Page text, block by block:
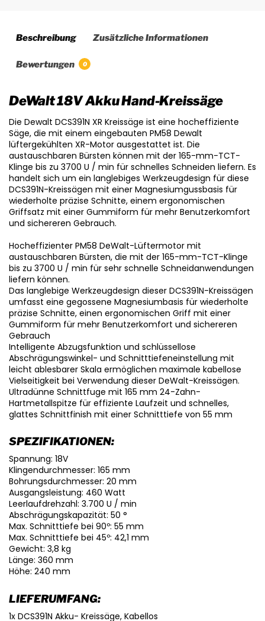
Beschreibung Zusätzliche Informationen
Bewertungen 0
DeWalt 18V Akku Hand-Kreissäge
Die Dewalt DCS391N XR Kreissäge ist eine hocheffiziente
Säge, die mit einem eingebauten PM58 Dewalt
lüftergekühlten XR-Motor ausgestattet ist. Die
austauschbaren Bürsten können mit der 165-mm-TCT-
Klinge bis zu 3700 U / min für schnelles Schneiden liefern. Es
handelt sich um ein langlebiges Werkzeugdesign für diese
DCS391N-Kreissägen mit einer Magnesiumgussbasis für
wiederholte präzise Schnitte, einem ergonomischen
Griffsatz mit einer Gummiform für mehr Benutzerkomfort
und sichereren Gebrauch.
Hocheffizienter PM58 DeWalt-Lüftermotor mit
austauschbaren Bürsten, die mit der 165-mm-TCT-Klinge
bis zu 3700 U / min für sehr schnelle Schneidanwendungen
liefern können.
Das langlebige Werkzeugdesign dieser DCS391N-Kreissägen
umfasst eine gegossene Magnesiumbasis für wiederholte
präzise Schnitte, einen ergonomischen Griff mit einer
Gummiform für mehr Benutzerkomfort und sichereren
Gebrauch
Intelligente Abzugsfunktion und schlüssellose
Abschrägungswinkel- und Schnitttiefeneinstellung mit
leicht ablesbarer Skala ermöglichen maximale kabellose
Vielseitigkeit bei Verwendung dieser DeWalt-Kreissägen.
Ultradünne Schnittfuge mit 165 mm 24-Zahn-
Hartmetallspitze für effiziente Laufzeit und schnelles,
glattes Schnittfinish mit einer Schnitttiefe von 55 mm
SPEZIFIKATIONEN:
Spannung: 18V
Klingendurchmesser: 165 mm
Bohrungsdurchmesser: 20 mm
Ausgangsleistung: 460 Watt
Leerlaufdrehzahl: 3.700 U / min
Abschrägungskapazität: 50 °
Max. Schnitttiefe bei 90º: 55 mm
Max. Schnitttiefe bei 45º: 42,1 mm
Gewicht: 3,8 kg
Länge: 360 mm
Höhe: 240 mm
LIEFERUMFANG:
1x DCS391N Akku- Kreissäge, Kabellos